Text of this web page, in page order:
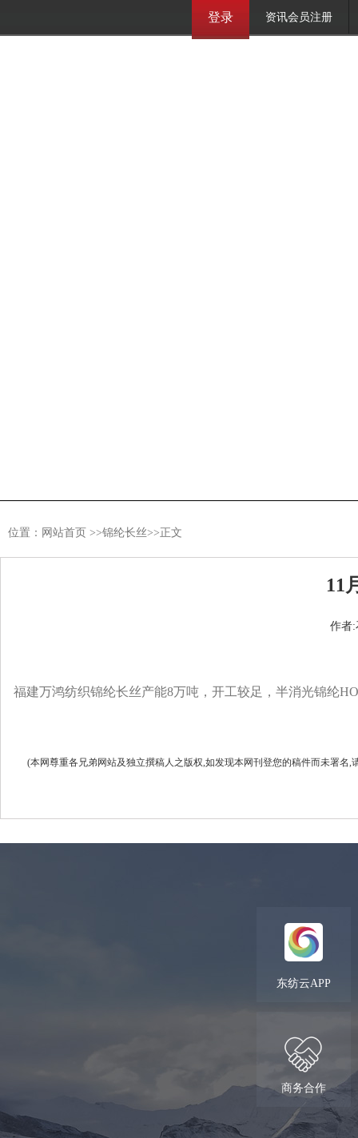
登录 资讯会员注册
位置： 网站首页 >>锦纶长丝>>正文
11
作者:
福建万鸿纺织锦纶长丝产能8万吨，开工较足，半消光锦纶
(本网尊重各兄弟网站及独立撰稿人之版权,如发现本网刊登您的稿件而未署名,
东纺云APP
商务合作